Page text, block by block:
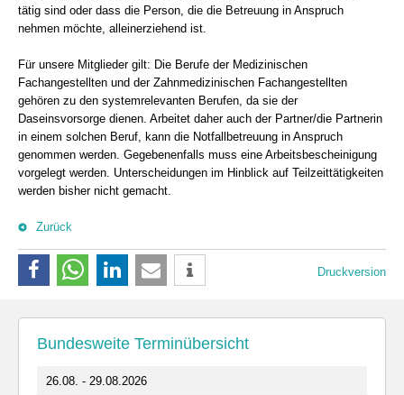
tätig sind oder dass die Person, die die Betreuung in Anspruch
nehmen möchte, alleinerziehend ist.
Für unsere Mitglieder gilt: Die Berufe der Medizinischen
Fachangestellten und der Zahnmedizinischen Fachangestellten
gehören zu den systemrelevanten Berufen, da sie der
Daseinsvorsorge dienen. Arbeitet daher auch der Partner/die Partnerin
in einem solchen Beruf, kann die Notfallbetreuung in Anspruch
genommen werden. Gegebenenfalls muss eine Arbeitsbescheinigung
vorgelegt werden. Unterscheidungen im Hinblick auf Teilzeittätigkeiten
werden bisher nicht gemacht.
Zurück
Druckversion
Bundesweite Terminübersicht
26.08. - 29.08.2026